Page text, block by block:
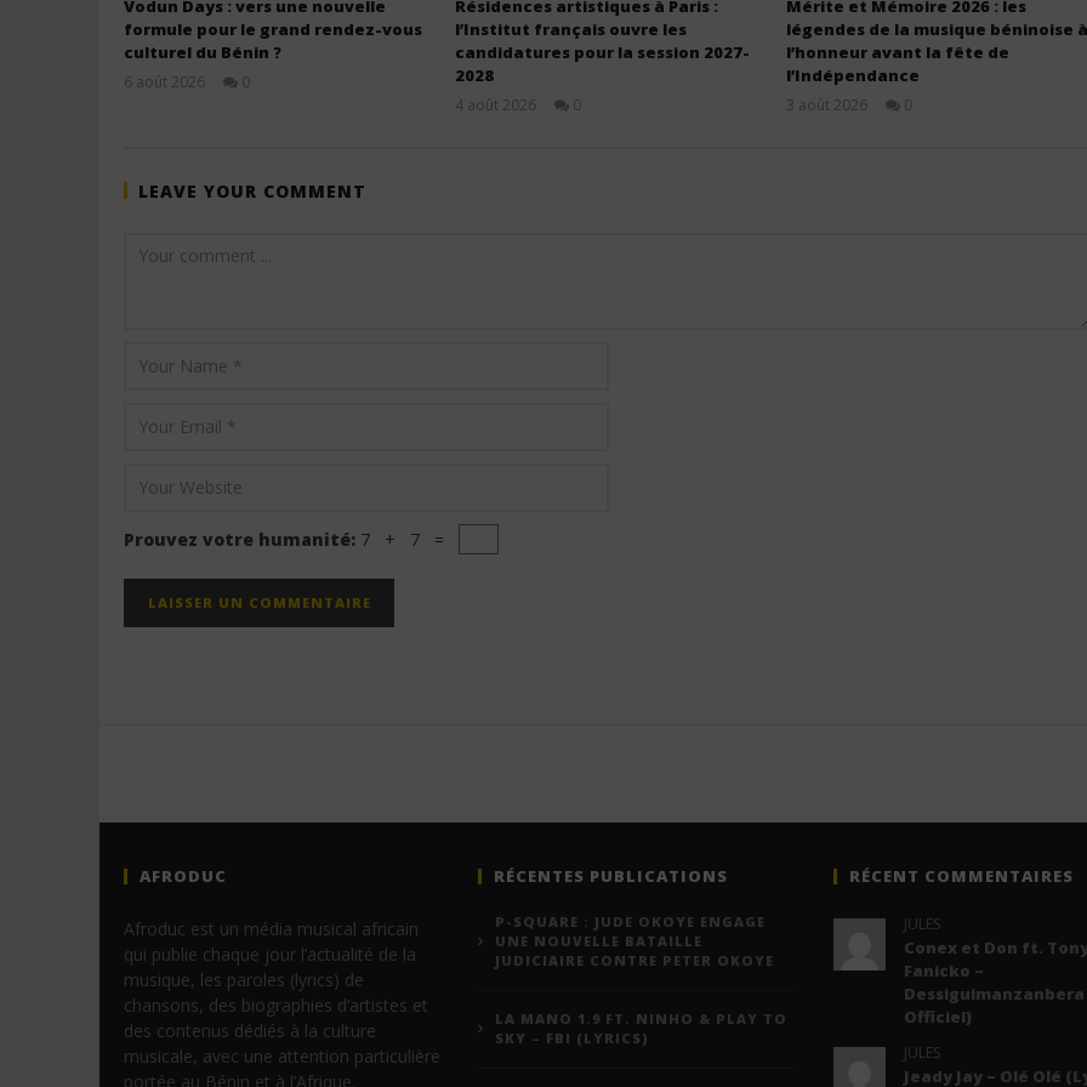
Vodun Days : vers une nouvelle
formule pour le grand rendez-vous
culturel du Bénin ?
6 août 2026
0
Résidences artistiques à Paris :
l’Institut français ouvre les
candidatures pour la session 2027-
2028
4 août 2026
0
Mérite et Mémoire 2026 : les
légendes de la musique béninoise à
l’honneur avant la fête de
l’Indépendance
3 août 2026
0
LEAVE YOUR COMMENT
Prouvez votre humanité: 7 + 7 =
AFRODUC
Afroduc est un média musical africain
qui publie chaque jour l’actualité de la
musique, les paroles (lyrics) de
chansons, des biographies d’artistes et
des contenus dédiés à la culture
musicale, avec une attention particulière
portée au Bénin et à l’Afrique.
RÉCENTES PUBLICATIONS
P-SQUARE : JUDE OKOYE ENGAGE
UNE NOUVELLE BATAILLE
JUDICIAIRE CONTRE PETER OKOYE
LA MANO 1.9 FT. NINHO & PLAY TO
SKY – FBI (LYRICS)
RÉCENT COMMENTAIRES
JULES
Conex et Don ft.
Fanicko –
Dessiguimanzanbera
Officiel)
JULES
Jeady Jay – Olé Olé